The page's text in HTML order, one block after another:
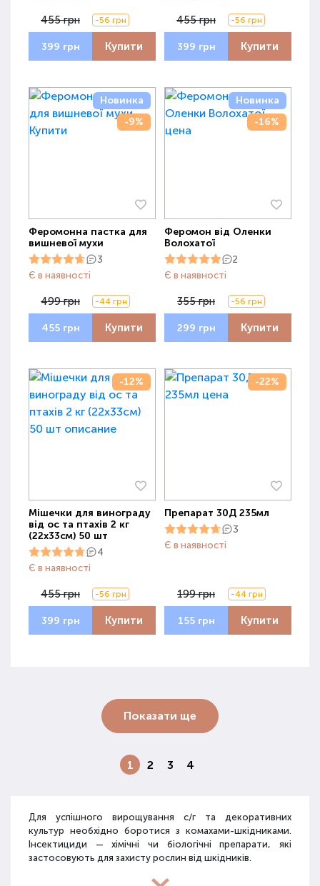
455 грн -56 грн
399 грн Купити
455 грн -56 грн
399 грн Купити
Новинка
-9%
Феромонна пастка для
вишневої мухи
3
Є в наявності
499 грн -44 грн
455 грн Купити
Новинка
-16%
Феромон від Оленки
Волохатої
2
Є в наявності
355 грн -56 грн
299 грн Купити
-12%
Мішечки для винограду
від ос та птахів 2 кг
(22х33см) 50 шт
4
Є в наявності
455 грн -56 грн
399 грн Купити
-22%
Препарат 30Д 235мл
3
Є в наявності
199 грн -44 грн
155 грн Купити
Показати ще
1 2 3 4
Для успішного вирощування с/г та декоративних
культур необхідно боротися з комахами-шкідниками.
Інсектициди
— хімічні чи біологічні препарати, які
застосовують для захисту рослин від шкідників.